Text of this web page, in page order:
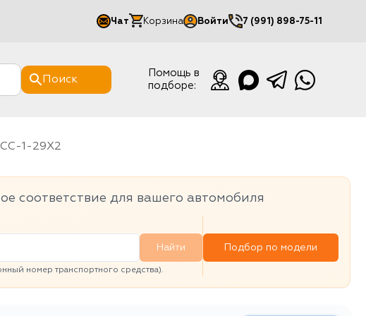
Чат Корзина Войти
Мой кабинет
7 (991) 898-75-11
Поиск
Помощь в
подборе:
CC-1-29X2
соответствие для вашего автомобиля
Найти
номер транспортного средства).
Подбор по модели